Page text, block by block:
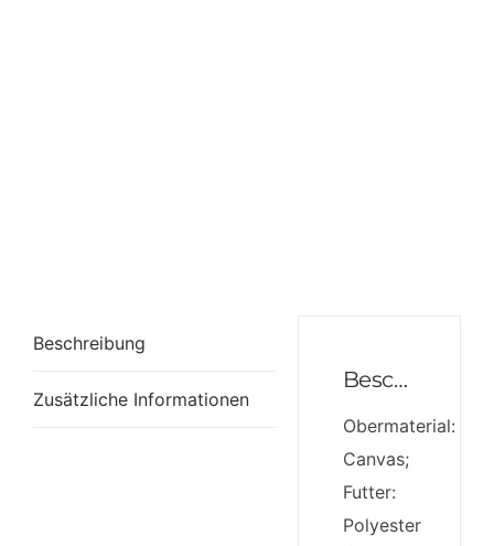
Beschreibung
Zusätzliche Informationen
Beschreibung
Obermaterial:
Canvas;
Futter:
Polyester